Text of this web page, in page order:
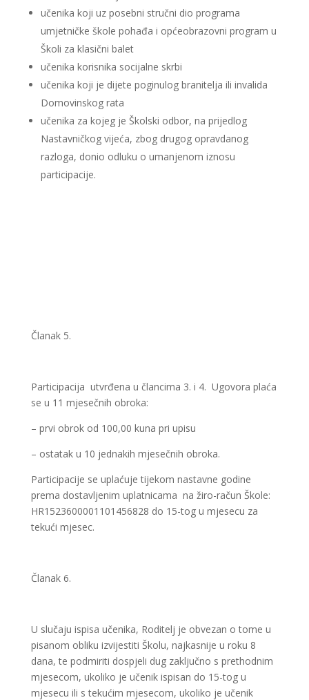
učenika koji uz posebni stručni dio programa
umjetničke škole pohađa i općeobrazovni program u
Školi za klasični balet
učenika korisnika socijalne skrbi
učenika koji je dijete poginulog branitelja ili invalida
Domovinskog rata
učenika za kojeg je Školski odbor, na prijedlog
Nastavničkog vijeća, zbog drugog opravdanog
razloga, donio odluku o umanjenom iznosu
participacije.
Članak 5.
Participacija utvrđena u člancima 3. i 4. Ugovora plaća
se u 11 mjesečnih obroka:
– prvi obrok od 100,00 kuna pri upisu
– ostatak u 10 jednakih mjesečnih obroka.
Participacije se uplaćuje tijekom nastavne godine
prema dostavljenim uplatnicama na žiro-račun Škole:
HR1523600001101456828 do 15-tog u mjesecu za
tekući mjesec.
Članak 6.
U slučaju ispisa učenika, Roditelj je obvezan o tome u
pisanom obliku izvijestiti Školu, najkasnije u roku 8
dana, te podmiriti dospjeli dug zaključno s prethodnim
mjesecom, ukoliko je učenik ispisan do 15-tog u
mjesecu ili s tekućim mjesecom, ukoliko je učenik